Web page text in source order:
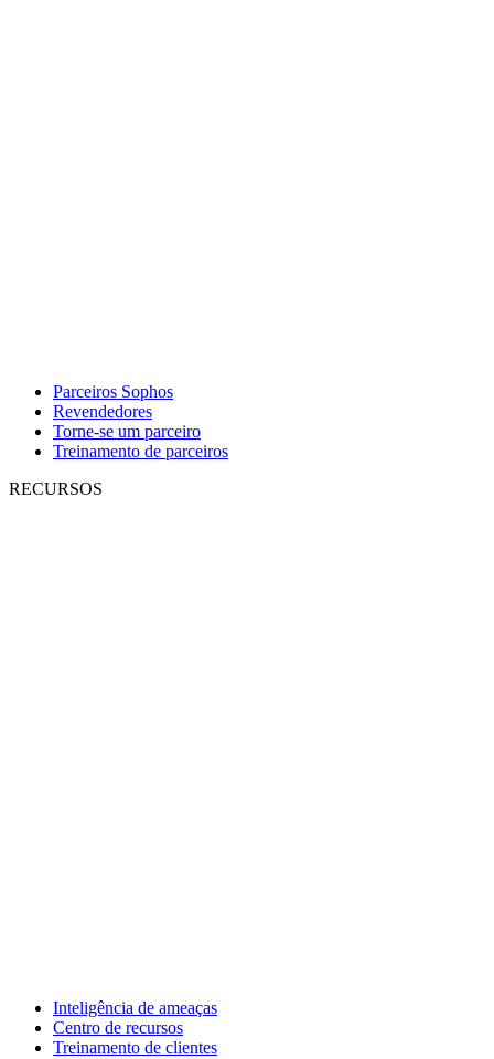
Parceiros Sophos
Revendedores
Torne-se um parceiro
Treinamento de parceiros
RECURSOS
Inteligência de ameaças
Centro de recursos
Treinamento de clientes